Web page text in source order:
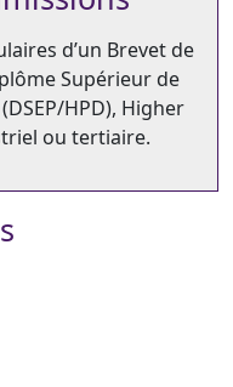
d’un Brevet de
Supérieur de
HPD), Higher
ou tertiaire.